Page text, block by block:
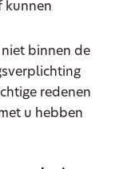
kunnen
binnen de
redenen
u hebben